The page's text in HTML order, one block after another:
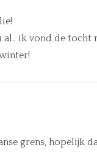
al.. ik vond de
grens, hopelijk